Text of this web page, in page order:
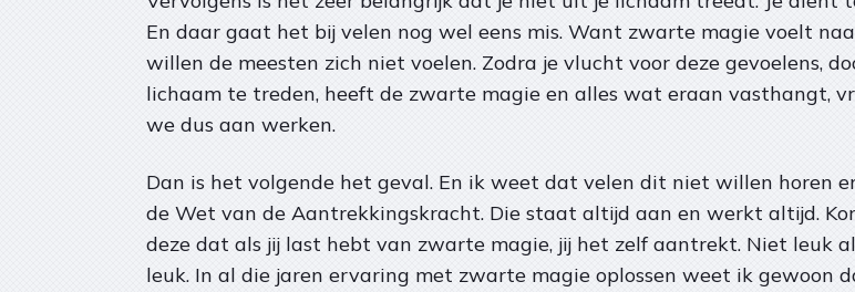
En daar gaat het bij velen nog wel eens mis. Want zwarte magie voelt
willen de meesten zich niet voelen. Zodra je vlucht voor deze gevoelens,
lichaam te treden, heeft de zwarte magie en alles wat eraan vasthangt,
we dus aan werken.
Dan is het volgende het geval. En ik weet dat velen dit niet willen horen
de Wet van de Aantrekkingskracht. Die staat altijd aan en werkt altijd.
deze dat als jij last hebt van zwarte magie, jij het zelf aantrekt. Niet leuk
leuk. In al die jaren ervaring met zwarte magie oplossen weet ik gewoon